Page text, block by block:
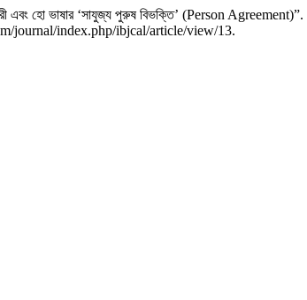
এবং হো ভাষার ‘সাযুজ্য পুরুষ বিভক্তি’ (Person Agreement)”.
journal/index.php/ibjcal/article/view/13.